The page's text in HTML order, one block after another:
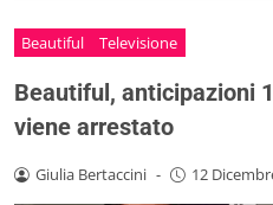
Beautiful Televisione
Beautiful, anticipazioni
viene arrestato
Giulia Bertaccini - 12